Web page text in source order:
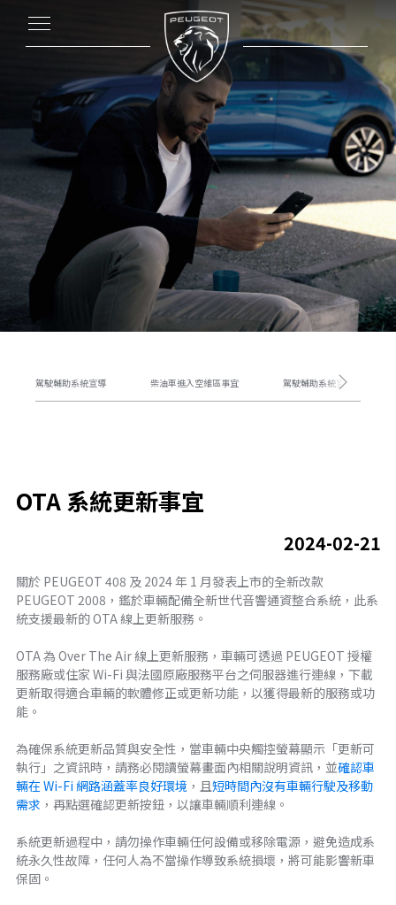
駕駛輔助系統宣導 柴油車進入空維區事宜 駕駛輔助系統宣導
下一步
OTA 系統更新事宜
2024-02-21
關於 PEUGEOT 408 及 2024 年 1 月發表上市的全新改款
PEUGEOT 2008，鑑於車輛配備全新世代音響通資整合系統，此系
統支援最新的 OTA 線上更新服務。
OTA 為 Over The Air 線上更新服務，車輛可透過 PEUGEOT 授權
服務廠或住家 Wi-Fi 與法國原廠服務平台之伺服器進行連線，下載
更新取得適合車輛的軟體修正或更新功能，以獲得最新的服務或功
能。
為確保系統更新品質與安全性，當車輛中央觸控螢幕顯示「更新可
執行」之資訊時，請務必閱讀螢幕畫面內相關說明資訊，並確認車
輛在 Wi-Fi 網路涵蓋率良好環境，且短時間內沒有車輛行駛及移動
需求 ，再點選確認更新按鈕，以讓車輛順利連線。
系統更新過程中，請勿操作車輛任何設備或移除電源，避免造成系
統永久性故障，任何人為不當操作導致系統損壞，將可能影響新車
保固。